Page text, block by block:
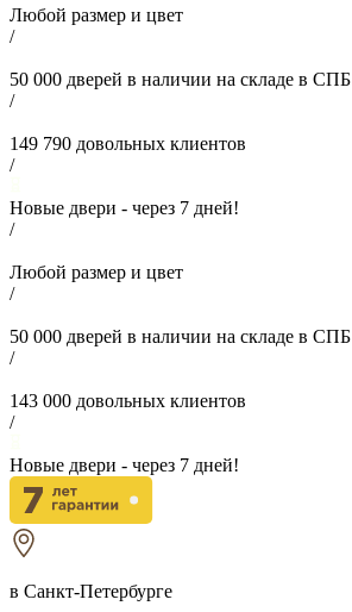
Любой размер и цвет
/
50 000 дверей в наличии на складе в СПБ
/
149 790 довольных клиентов
/
Новые двери - через 7 дней!
/
Любой размер и цвет
/
50 000 дверей в наличии на складе в СПБ
/
143 000 довольных клиентов
/
Новые двери - через 7 дней!
в Санкт-Петербурге